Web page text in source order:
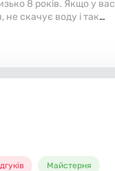
8 років. Якщо у вас
скачує воду і так
Майстерня